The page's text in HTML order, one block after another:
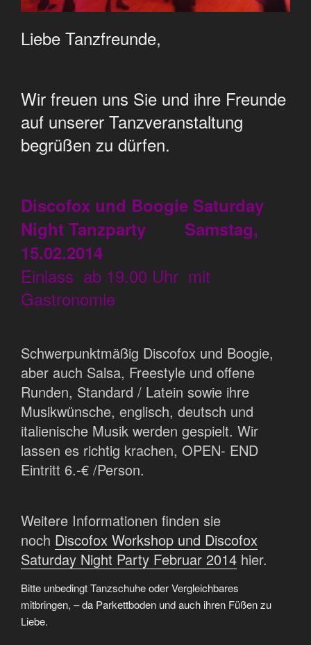
Liebe Tanzfreunde,
Wir freuen uns Sie und ihre Freunde
auf unserer Tanzveranstaltung
begrüßen zu dürfen.
Discofox und Boogie Saturday
Night Tanzparty Samstag,
15.02.2014
Einlass ab 19.00 Uhr mit
Gastronomie
Schwerpunktmäßig Discofox und Boogie,
aber auch Salsa, Freestyle und offene
Runden, Standard / Latein sowie ihre
Musikwünsche, englisch, deutsch und
italienische Musik werden gespielt. Wir
lassen es richtig krachen, OPEN- END
Eintritt 6.-€ /Person.
Weitere Informationen finden sie
noch Discofox Workshop und Discofox
Saturday Night Party Februar 2014 hier.
Bitte unbedingt Tanzschuhe oder Vergleichbares
mitbringen, – da Parkettboden und auch ihren Füßen zu
Liebe.